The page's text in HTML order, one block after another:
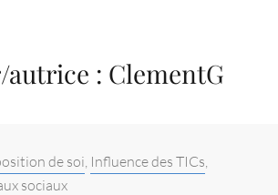
autrice : ClementG
de soi Influence des TICs
sociaux